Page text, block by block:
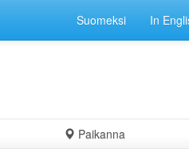
Suomeksi In
Paikanna